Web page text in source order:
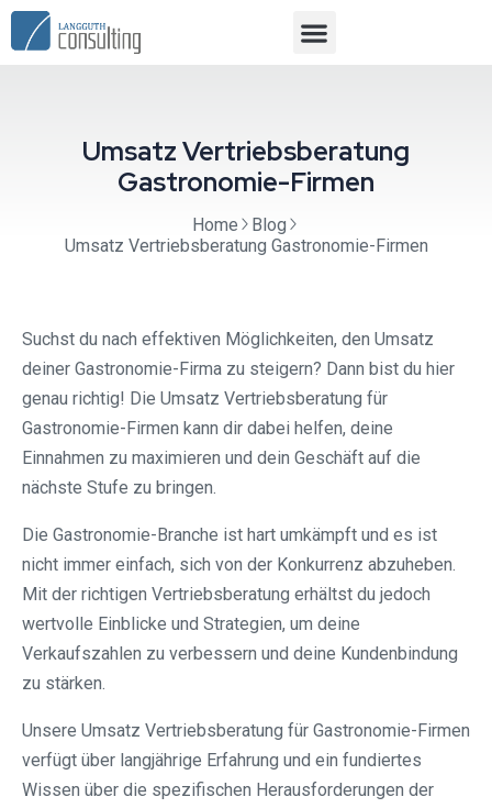
Umsatz Vertriebsberatung
Gastronomie-Firmen
Home
Blog
Umsatz Vertriebsberatung Gastronomie-Firmen
Suchst du nach effektiven Möglichkeiten, den Umsatz
deiner Gastronomie-Firma zu steigern? Dann bist du hier
genau richtig! Die Umsatz Vertriebsberatung für
Gastronomie-Firmen kann dir dabei helfen, deine
Einnahmen zu maximieren und dein Geschäft auf die
nächste Stufe zu bringen.
Die Gastronomie-Branche ist hart umkämpft und es ist
nicht immer einfach, sich von der Konkurrenz abzuheben.
Mit der richtigen Vertriebsberatung erhältst du jedoch
wertvolle Einblicke und Strategien, um deine
Verkaufszahlen zu verbessern und deine Kundenbindung
zu stärken.
Unsere Umsatz Vertriebsberatung für Gastronomie-Firmen
verfügt über langjährige Erfahrung und ein fundiertes
Wissen über die spezifischen Herausforderungen der